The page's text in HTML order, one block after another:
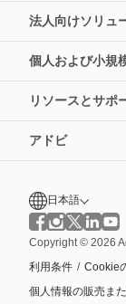
法人向けソリュ
個人および小規
リソースとサポ
アドビ
日本語
Copyright © 2026
利用条件 / Cookie
個人情報の販売ま